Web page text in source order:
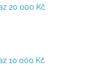
20 000 Kč
10 000 Kč